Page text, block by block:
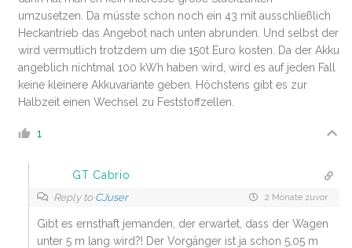
umzusetzen. Da müsste schon noch ein 43 mit ausschließlich
Heckantrieb das Angebot nach unten abrunden. Und selbst der
wird vermutlich trotzdem um die 150t Euro kosten. Da der Akku
angeblich nichtmal 100 kWh haben wird, wird es auf jeden Fall
keine kleinere Akkuvariante geben. Höchstens gibt es zur
Halbzeit einen Wechsel zu Feststoffzellen.
1
GT Cabrio
Reply to CJuser 2 Monate zuvor
Gibt es ernsthaft jemanden, der erwartet, dass der Wagen
unter 5 m lang wird?! Der Vorgänger ist ja schon 5,05 m